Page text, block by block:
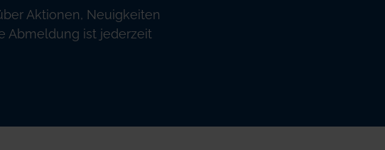
Aktionen, Neuigkeiten
Abmeldung ist jederzeit